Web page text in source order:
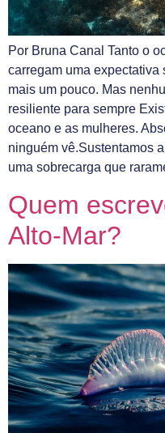
Por Bruna Canal Tanto o
carregam uma
mais um pouco. Mas
resiliente para sempre
oceano e as mulheres.
ninguém vê.Sustentamos
uma sobrecarga que
Quem
Alto-Mar?